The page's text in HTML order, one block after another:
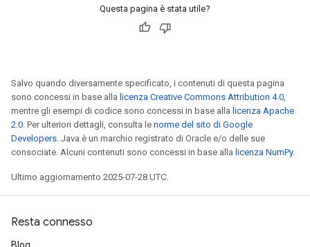
Questa pagina è stata utile?
Salvo quando diversamente specificato, i contenuti di questa pagina
sono concessi in base alla licenza Creative Commons Attribution 4.0,
mentre gli esempi di codice sono concessi in base alla licenza Apache
2.0. Per ulteriori dettagli, consulta le norme del sito di Google
Developers. Java è un marchio registrato di Oracle e/o delle sue
consociate. Alcuni contenuti sono concessi in base alla licenza NumPy.
Ultimo aggiornamento 2025-07-28 UTC.
Resta connesso